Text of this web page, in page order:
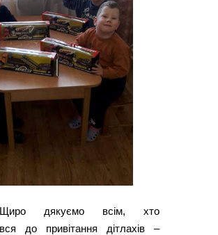
Щиро дякуємо всім, хто
до привітання дітлахів –